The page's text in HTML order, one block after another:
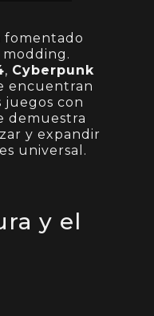
fomentado
, Cyberpunk
encuentran
con
demuestra
y expandir
universal.
y el